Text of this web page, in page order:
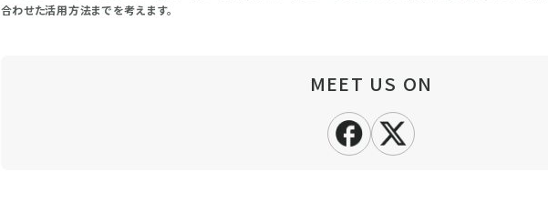
合わせた活用方法までを考えます。
MEET US ON